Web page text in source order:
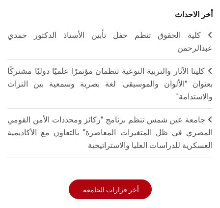
أخر الاحداث
كلية الحقوق تنظم حفل تأبين الأستاذ الدكتور حمدي
عبدالرحمن
كليتا الآثار والتربية النوعية تنظمان مؤتمرًا علميًا دوليًا مشتركًا
بعنوان "الألوان والموسيقى: لغة بصرية وسمعية بين التراث
والاستدامة"
جامعة عين شمس تنظم برنامج "ركائز ومحددات الأمن القومي
المصري في ظل المتغيرات المعاصرة" بالتعاون مع الأكاديمية
العسكرية للدراسات العليا والاستراتيجية
أخر قرارات الجامعة